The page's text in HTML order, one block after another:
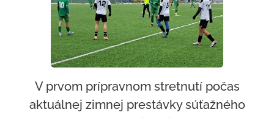
V prvom prípravnom stretnutí počas
aktuálnej zimnej prestávky súťažného